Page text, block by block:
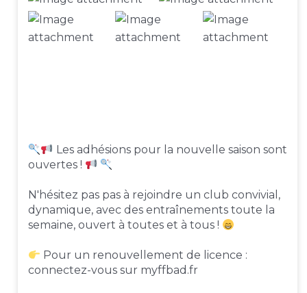
Les adhésions pour la nouvelle saison sont
ouvertes !
N'hésitez pas pas à rejoindre un club convivial,
dynamique, avec des entraînements toute la
semaine, ouvert à toutes et à tous !
Pour un renouvellement de licence :
connectez-vous sur myffbad.fr